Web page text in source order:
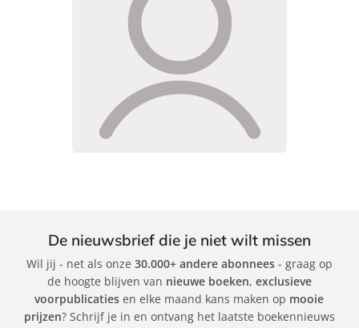
De nieuwsbrief die je niet wilt missen
Wil jij - net als onze 30.000+ andere abonnees- graag op
de hoogte blijven van nieuwe boeken, exclusieve
voorpublicaties en elke maand kans maken op mooie
prijzen? Schrijf je in en ontvang het laatste boekennieuws